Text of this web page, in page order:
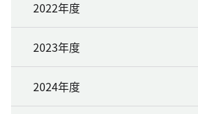
2022年度
2023年度
2024年度